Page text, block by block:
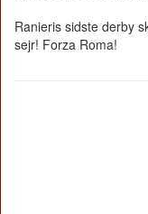
Ranieris sidste derby
sejr! Forza Roma!